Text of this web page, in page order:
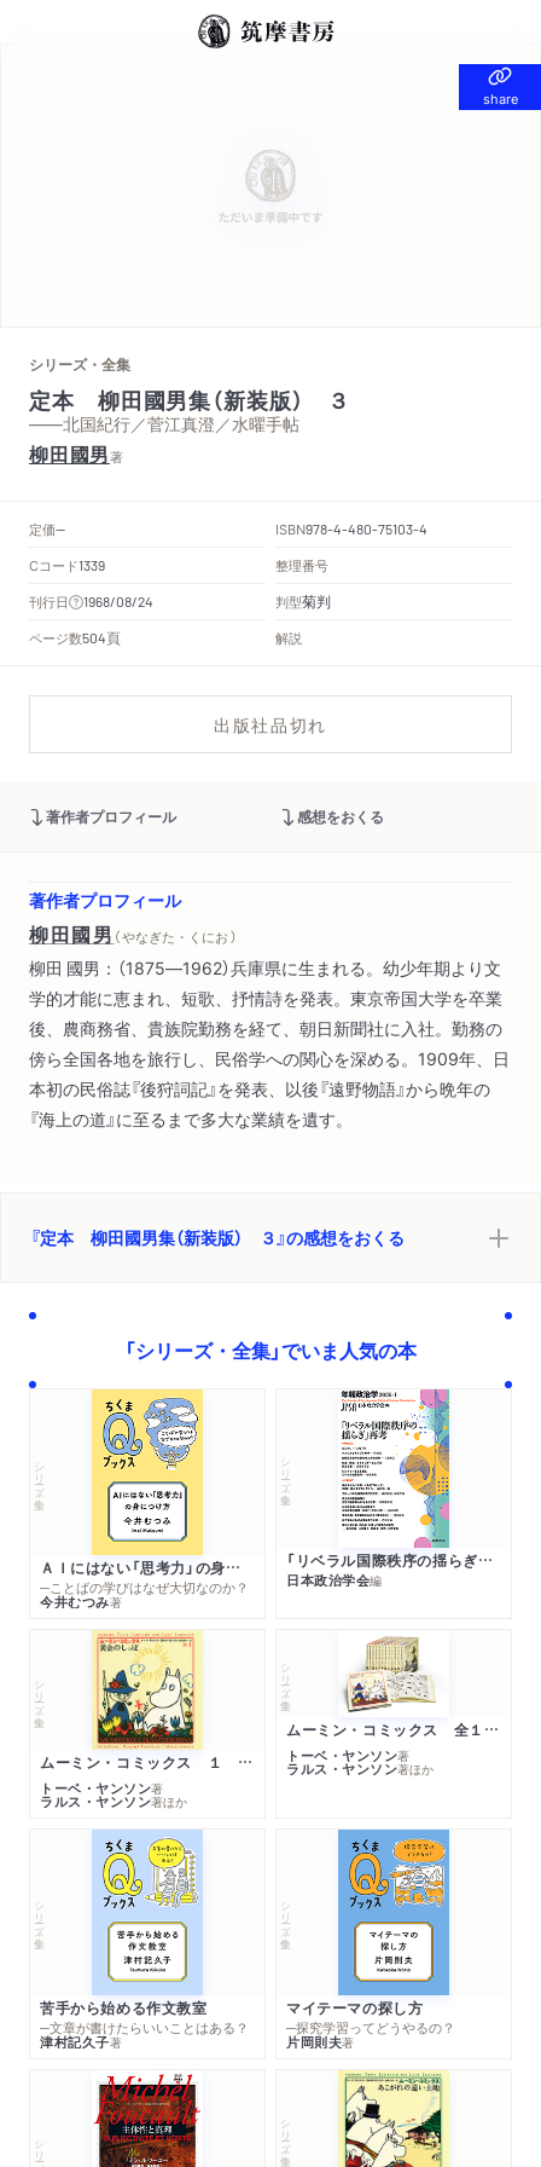
share
share
シリーズ・全集
定本 柳田國男集（新装版） ３
——北国紀行／菅江真澄／水曜手帖
柳田國男著
定価-- ISBN978-4-480-75103-4
Cコード1339
整理番号
刊行日
1968/08/24 判型菊判
ページ数504頁 解説
出版社品切れ
著作者プロフィール 感想をおくる
著作者プロフィール
柳田國男 （ やなぎた・くにお ）
柳田 國男：（1875―1962）兵庫県に生まれる。幼少年期より文
学的才能に恵まれ、短歌、抒情詩を発表。東京帝国大学を卒業
後、農商務省、貴族院勤務を経て、朝日新聞社に入社。勤務の
傍ら全国各地を旅行し、民俗学への関心を深める。1909年、日
本初の民俗誌『後狩詞記』を発表、以後『遠野物語』から晩年の
『海上の道』に至るまで多大な業績を遺す。
『定本 柳田國男集（新装版） ３』の感想をおくる
「シリーズ・全集」でいま人気の本
シリーズ・全集
ＡＩにはない「思考力」の身につけ方
─ことばの学びはなぜ大切なのか？
今井むつみ著
シリーズ・全集
「リベラル国際秩序の揺らぎ」再考 年報政治学２０２６‐Ⅰ
日本政治学会編
シリーズ・全集
ムーミン・コミックス １ 黄金のしっぽ
トーベ・ヤンソン著
ラルス・ヤンソン著ほか
シリーズ・全集
ムーミン・コミックス 全１４巻セット
トーベ・ヤンソン著
ラルス・ヤンソン著ほか
シリーズ・全集
苦手から始める作文教室
─文章が書けたらいいことはある？
津村記久子著
シリーズ・全集
マイテーマの探し方
─探究学習ってどうやるの？
片岡則夫著
シリーズ・全集
シリーズ・全集